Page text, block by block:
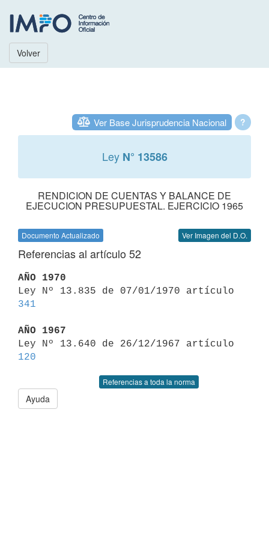
Volver
?
Ver Base Jurisprudencia Nacional
Ley N° 13586
RENDICION DE CUENTAS Y BALANCE DE
EJECUCION PRESUPUESTAL. EJERCICIO 1965
Documento Actualizado Ver Imagen del D.O.
Referencias al artículo 52
AÑO 1970
341
AÑO 1967
120
Referencias a toda la norma
Ayuda